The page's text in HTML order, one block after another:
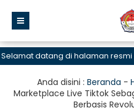
datang di halaman resmi SMK
Anda disini : Beranda -
Marketplace Live Tiktok
Berbasis